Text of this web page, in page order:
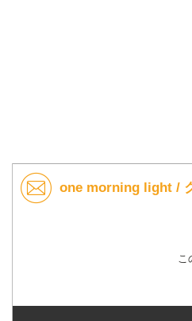
one morning light /
こ